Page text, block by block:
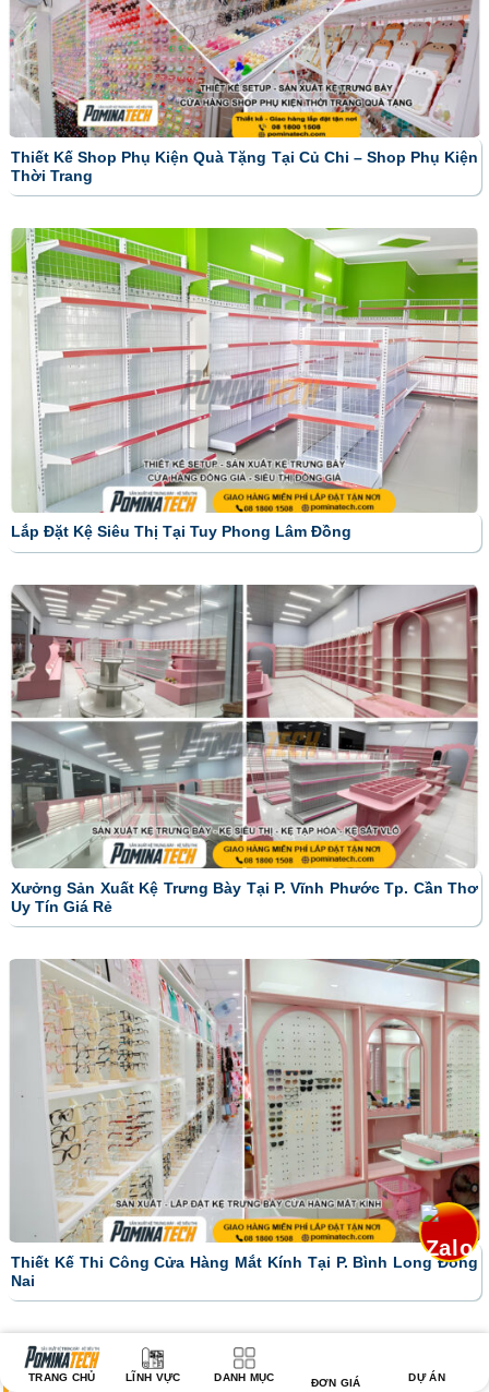
Thiết Kế Shop Phụ Kiện Quà Tặng Tại Củ Chi – Shop Phụ Kiện
Thời Trang
Lắp Đặt Kệ Siêu Thị Tại Tuy Phong Lâm Đồng
Xưởng Sản Xuất Kệ Trưng Bày Tại P. Vĩnh Phước Tp. Cần Thơ
Uy Tín Giá Rẻ
Thiết Kế Thi Công Cửa Hàng Mắt Kính Tại P. Bình Long Đồng
Nai
TRANG CHỦ LĨNH VỰC DANH MỤC ĐƠN GIÁ DỰ ÁN